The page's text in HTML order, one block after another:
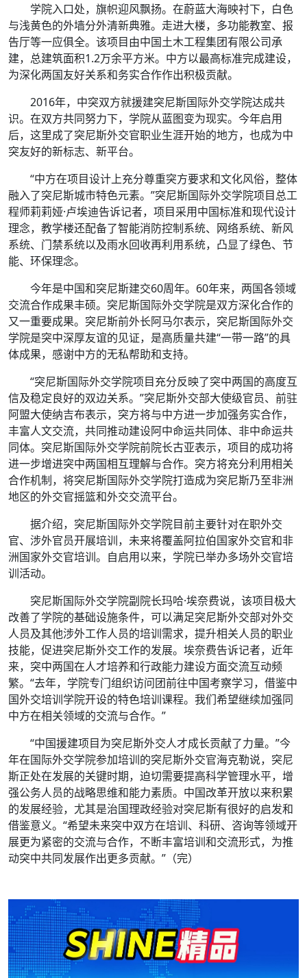
学院入口处，旗帜迎风飘扬。在蔚蓝大海映衬下，白色
与浅黄色的外墙分外清新典雅。走进大楼，多功能教室、报
告厅等一应俱全。该项目由中国土木工程集团有限公司承
建，总建筑面积1.2万余平方米。中方以最高标准完成建设，
为深化两国友好关系和务实合作作出积极贡献。
2016年，中突双方就援建突尼斯国际外交学院达成共
识。在双方共同努力下，学院从蓝图变为现实。今年启用
后，这里成了突尼斯外交官职业生涯开始的地方，也成为中
突友好的新标志、新平台。
“中方在项目设计上充分尊重突方要求和文化风俗，整体
融入了突尼斯城市特色元素。”突尼斯国际外交学院项目总工
程师莉莉娅·卢埃迪告诉记者，项目采用中国标准和现代设计
理念，教学楼还配备了智能消防控制系统、网络系统、新风
系统、门禁系统以及雨水回收再利用系统，凸显了绿色、节
能、环保理念。
今年是中国和突尼斯建交60周年。60年来，两国各领域
交流合作成果丰硕。突尼斯国际外交学院是双方深化合作的
又一重要成果。突尼斯前外长阿马尔表示，突尼斯国际外交
学院是突中深厚友谊的见证，是高质量共建“一带一路”的具
体成果，感谢中方的无私帮助和支持。
“突尼斯国际外交学院项目充分反映了突中两国的高度互
信及稳定良好的双边关系。”突尼斯外交部大使级官员、前驻
阿盟大使纳吉布表示，突方将与中方进一步加强务实合作，
丰富人文交流，共同推动建设阿中命运共同体、非中命运共
同体。突尼斯国际外交学院前院长古亚表示，项目的成功将
进一步增进突中两国相互理解与合作。突方将充分利用相关
合作机制，将突尼斯国际外交学院打造成为突尼斯乃至非洲
地区的外交官摇篮和外交交流平台。
据介绍，突尼斯国际外交学院目前主要针对在职外交
官、涉外官员开展培训，未来将覆盖阿拉伯国家外交官和非
洲国家外交官培训。自启用以来，学院已举办多场外交官培
训活动。
突尼斯国际外交学院副院长玛哈·埃奈费说，该项目极大
改善了学院的基础设施条件，可以满足突尼斯外交部对外交
人员及其他涉外工作人员的培训需求，提升相关人员的职业
技能，促进突尼斯外交工作的发展。埃奈费告诉记者，近年
来，突中两国在人才培养和行政能力建设方面交流互动频
繁。“去年，学院专门组织访问团前往中国考察学习，借鉴中
国外交培训学院开设的特色培训课程。我们希望继续加强同
中方在相关领域的交流与合作。”
“中国援建项目为突尼斯外交人才成长贡献了力量。”今
年在国际外交学院参加培训的突尼斯外交官海克勒说，突尼
斯正处在发展的关键时期，迫切需要提高科学管理水平，增
强公务人员的战略思维和能力素质。中国改革开放以来积累
的发展经验，尤其是治国理政经验对突尼斯有很好的启发和
借鉴意义。“希望未来突中双方在培训、科研、咨询等领域开
展更为紧密的交流与合作，不断丰富培训和交流形式，为推
动突中共同发展作出更多贡献。” （完）